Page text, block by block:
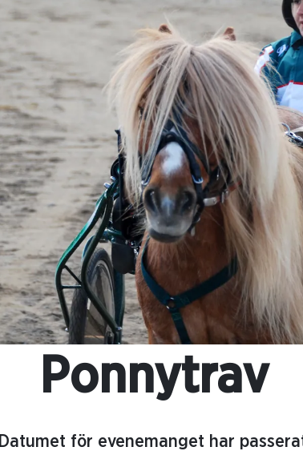
Ponnytrav
Datumet för evenemanget har